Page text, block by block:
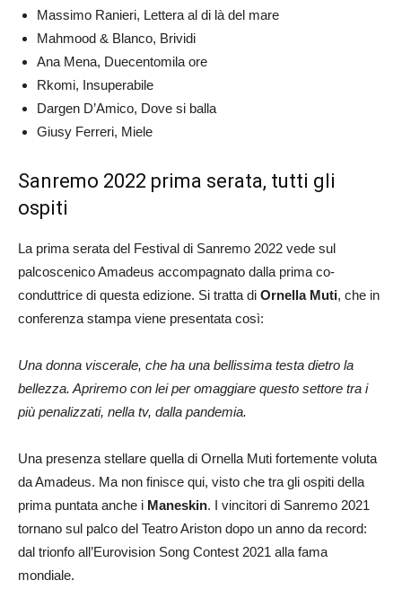
Massimo Ranieri, Lettera al di là del mare
Mahmood & Blanco, Brividi
Ana Mena, Duecentomila ore
Rkomi, Insuperabile
Dargen D’Amico, Dove si balla
Giusy Ferreri, Miele
Sanremo 2022 prima serata, tutti gli
ospiti
La prima serata del Festival di Sanremo 2022 vede sul
palcoscenico Amadeus accompagnato dalla prima co-
conduttrice di questa edizione. Si tratta di Ornella Muti, che in
conferenza stampa viene presentata così:
Una donna viscerale, che ha una bellissima testa dietro la
bellezza. Apriremo con lei per omaggiare questo settore tra i
più penalizzati, nella tv, dalla pandemia.
Una presenza stellare quella di Ornella Muti fortemente voluta
da Amadeus. Ma non finisce qui, visto che tra gli ospiti della
prima puntata anche i Maneskin. I vincitori di Sanremo 2021
tornano sul palco del Teatro Ariston dopo un anno da record:
dal trionfo all’Eurovision Song Contest 2021 alla fama
mondiale.